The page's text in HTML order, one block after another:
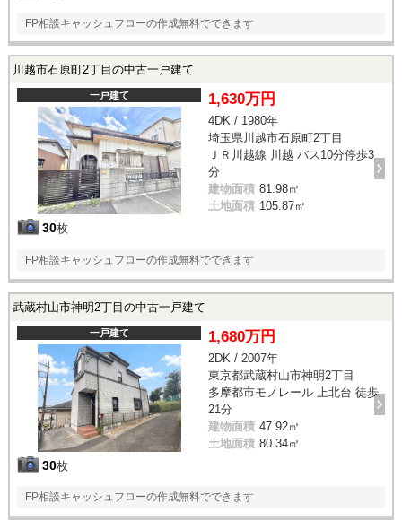
FP相談キャッシュフローの作成無料でできます
川越市石原町2丁目の中古一戸建て
一戸建て
30枚
1,630万円
4DK / 1980年
埼玉県川越市石原町2丁目
ＪＲ川越線 川越 バス10分停歩3
分
建物面積 81.98㎡
土地面積 105.87㎡
FP相談キャッシュフローの作成無料でできます
武蔵村山市神明2丁目の中古一戸建て
一戸建て
30枚
1,680万円
2DK / 2007年
東京都武蔵村山市神明2丁目
多摩都市モノレール 上北台 徒歩
21分
建物面積 47.92㎡
土地面積 80.34㎡
FP相談キャッシュフローの作成無料でできます